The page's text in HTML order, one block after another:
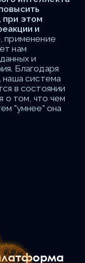
при этом
и
применение
нам
и
Благодаря
наша система
в состоянии
о том, что чем
"умнее" она